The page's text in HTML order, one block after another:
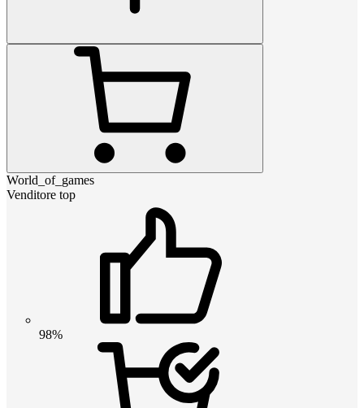
World_of_games
Venditore top
98%